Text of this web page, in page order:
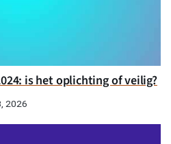
is het oplichting of veilig?
2026